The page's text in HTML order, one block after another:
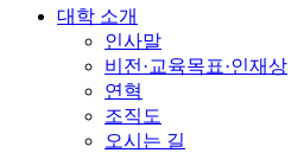
대학 소개
인사말
비전·교육목표·인재상
연혁
조직도
오시는 길